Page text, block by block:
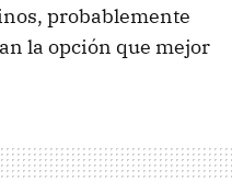
probablemente
la opción que mejor